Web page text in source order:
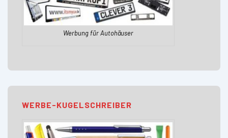
Werbung für Autohäuser
WERBE-KUGELSCHREIBER